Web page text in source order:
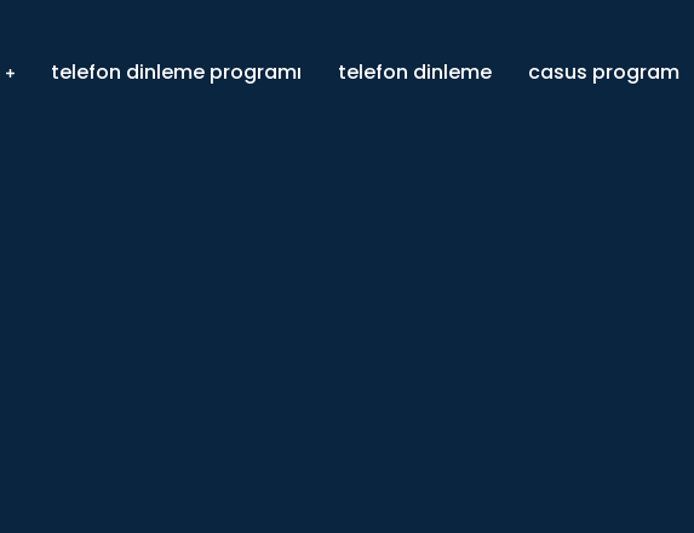
telefon dinleme programı telefon dinleme casus program